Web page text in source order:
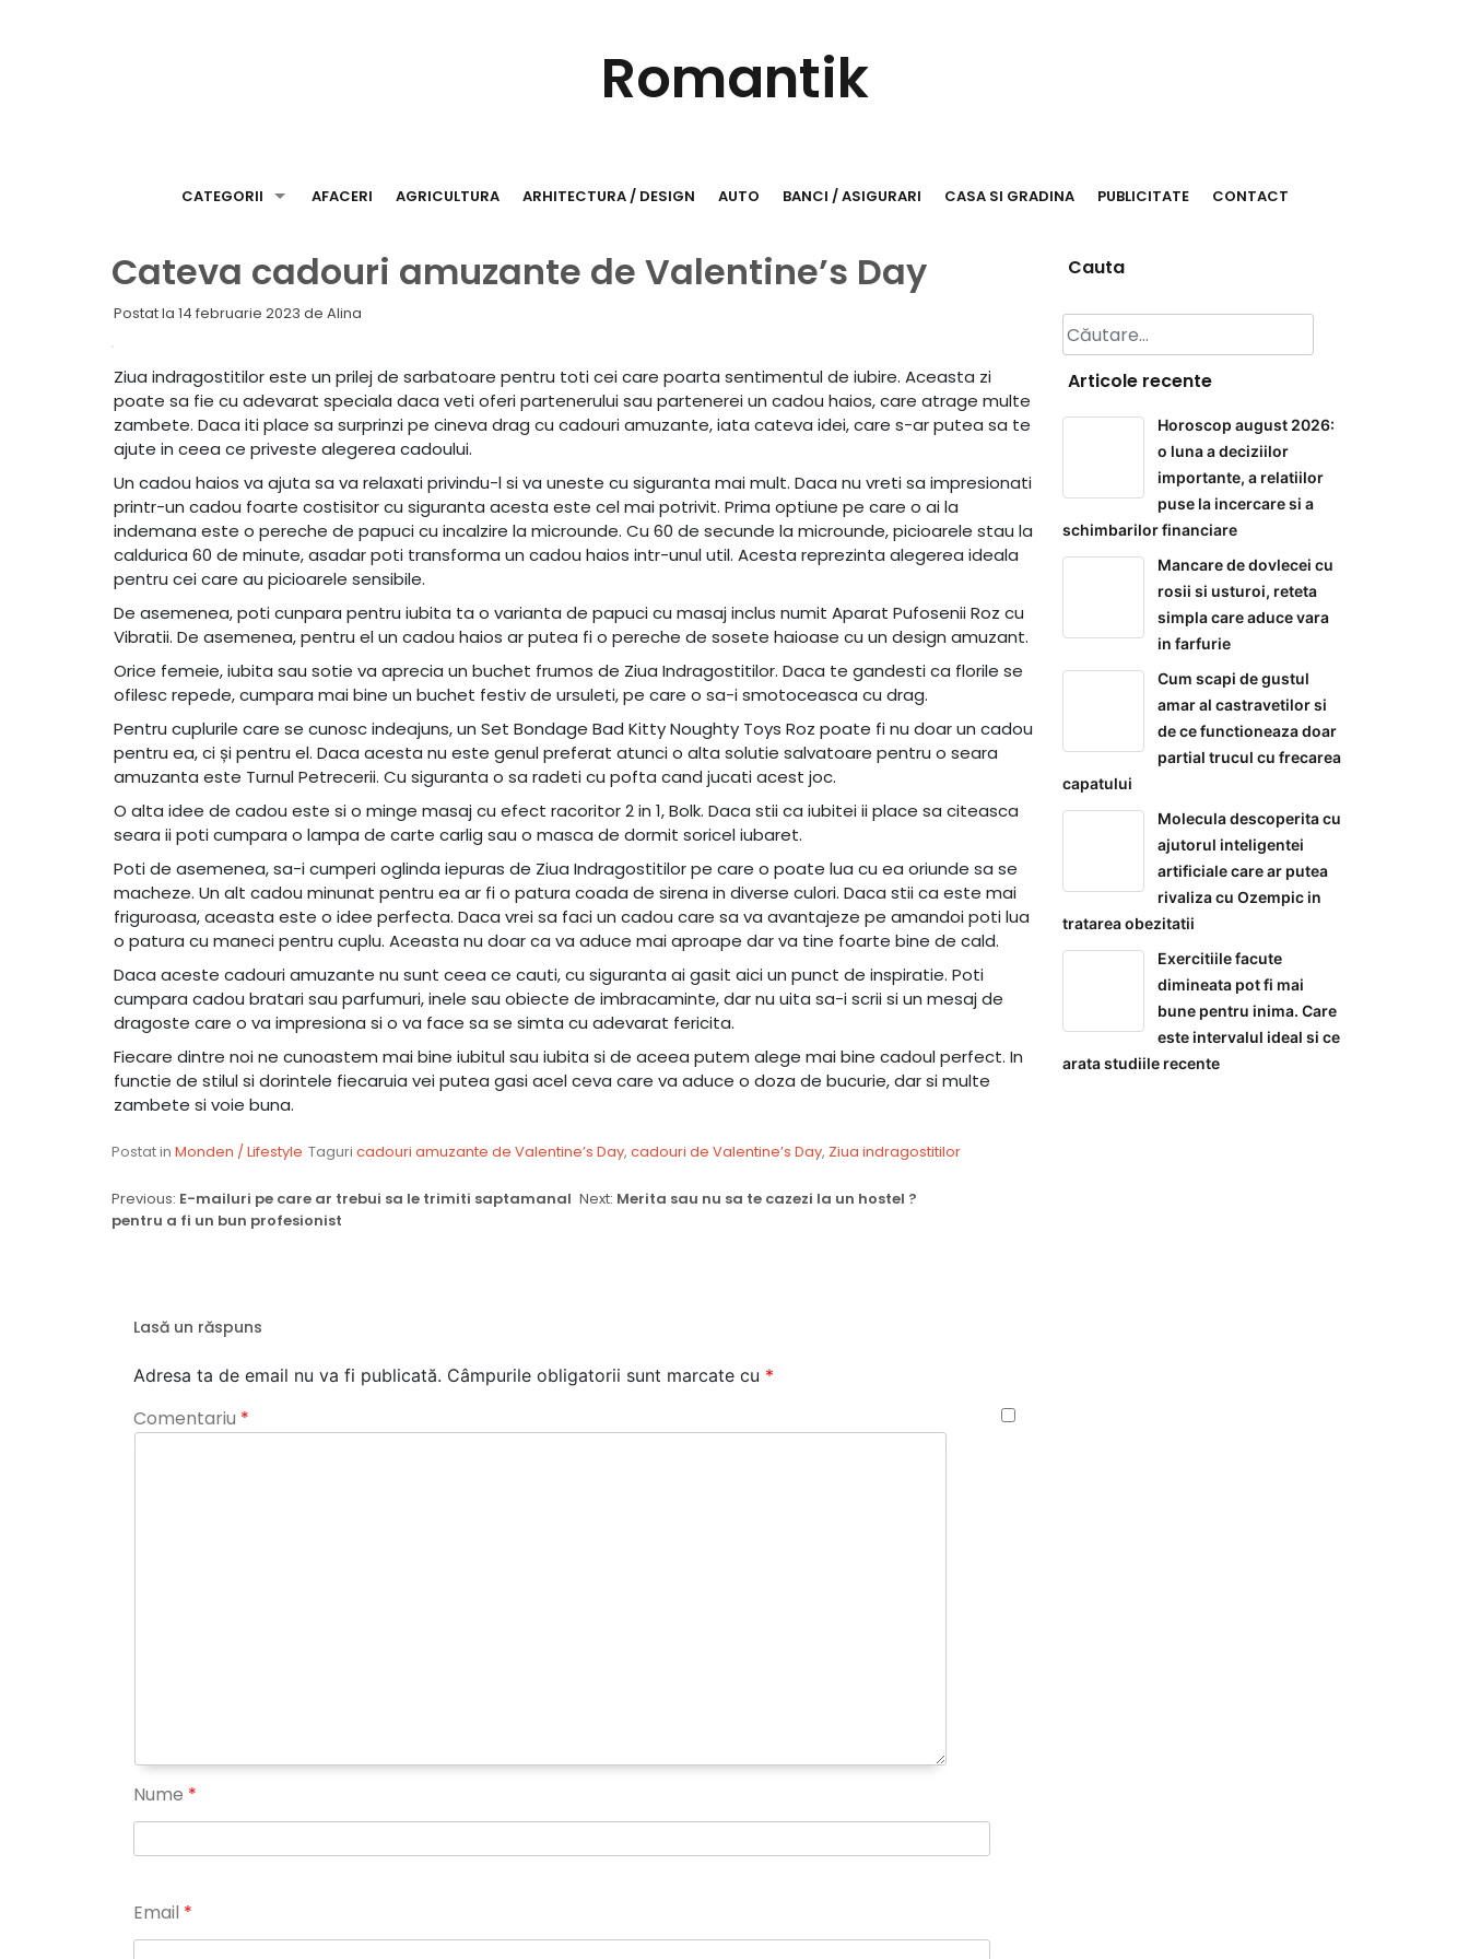
Romantik
CATEGORII AFACERI AGRICULTURA ARHITECTURA / DESIGN AUTO BANCI / ASIGURARI CASA SI GRADINA PUBLICITATE CONTACT
Cateva cadouri amuzante de Valentine’s Day
Postat la 14 februarie 2023 de Alina
Ziua indragostitilor este un prilej de sarbatoare pentru toti cei care poarta sentimentul de iubire. Aceasta zi
poate sa fie cu adevarat speciala daca veti oferi partenerului sau partenerei un cadou haios, care atrage multe
zambete. Daca iti place sa surprinzi pe cineva drag cu cadouri amuzante, iata cateva idei, care s-ar putea sa te
ajute in ceea ce priveste alegerea cadoului.
Un cadou haios va ajuta sa va relaxati privindu-l si va uneste cu siguranta mai mult. Daca nu vreti sa impresionati
printr-un cadou foarte costisitor cu siguranta acesta este cel mai potrivit. Prima optiune pe care o ai la
indemana este o pereche de papuci cu incalzire la microunde. Cu 60 de secunde la microunde, picioarele stau la
caldurica 60 de minute, asadar poti transforma un cadou haios intr-unul util. Acesta reprezinta alegerea ideala
pentru cei care au picioarele sensibile.
De asemenea, poti cunpara pentru iubita ta o varianta de papuci cu masaj inclus numit Aparat Pufosenii Roz cu
Vibratii. De asemenea, pentru el un cadou haios ar putea fi o pereche de sosete haioase cu un design amuzant.
Orice femeie, iubita sau sotie va aprecia un buchet frumos de Ziua Indragostitilor. Daca te gandesti ca florile se
ofilesc repede, cumpara mai bine un buchet festiv de ursuleti, pe care o sa-i smotoceasca cu drag.
Pentru cuplurile care se cunosc indeajuns, un Set Bondage Bad Kitty Noughty Toys Roz poate fi nu doar un cadou
pentru ea, ci și pentru el. Daca acesta nu este genul preferat atunci o alta solutie salvatoare pentru o seara
amuzanta este Turnul Petrecerii. Cu siguranta o sa radeti cu pofta cand jucati acest joc.
O alta idee de cadou este si o minge masaj cu efect racoritor 2 in 1, Bolk. Daca stii ca iubitei ii place sa citeasca
seara ii poti cumpara o lampa de carte carlig sau o masca de dormit soricel iubaret.
Poti de asemenea, sa-i cumperi oglinda iepuras de Ziua Indragostitilor pe care o poate lua cu ea oriunde sa se
macheze. Un alt cadou minunat pentru ea ar fi o patura coada de sirena in diverse culori. Daca stii ca este mai
friguroasa, aceasta este o idee perfecta. Daca vrei sa faci un cadou care sa va avantajeze pe amandoi poti lua
o patura cu maneci pentru cuplu. Aceasta nu doar ca va aduce mai aproape dar va tine foarte bine de cald.
Daca aceste cadouri amuzante nu sunt ceea ce cauti, cu siguranta ai gasit aici un punct de inspiratie. Poti
cumpara cadou bratari sau parfumuri, inele sau obiecte de imbracaminte, dar nu uita sa-i scrii si un mesaj de
dragoste care o va impresiona si o va face sa se simta cu adevarat fericita.
Fiecare dintre noi ne cunoastem mai bine iubitul sau iubita si de aceea putem alege mai bine cadoul perfect. In
functie de stilul si dorintele fiecaruia vei putea gasi acel ceva care va aduce o doza de bucurie, dar si multe
zambete si voie buna.
Postat in Monden / Lifestyle Taguri cadouri amuzante de Valentine’s Day, cadouri de Valentine’s Day, Ziua indragostitilor
Navigare
Previous: E-mailuri pe care ar trebui sa le trimiti saptamanal
pentru a fi un bun profesionist
Next: Merita sau nu sa te cazezi la un hostel ?
Lasă un răspuns
Adresa ta de email nu va fi publicată. Câmpurile obligatorii sunt marcate cu *
Comentariu *
Nume *
Email *
Cauta
Caută
după:
Articole recente
Horoscop august 2026:
o luna a deciziilor
importante, a relatiilor
puse la incercare si a
schimbarilor financiare
Mancare de dovlecei cu
rosii si usturoi, reteta
simpla care aduce vara
in farfurie
Cum scapi de gustul
amar al castravetilor si
de ce functioneaza doar
partial trucul cu frecarea
capatului
Molecula descoperita cu
ajutorul inteligentei
artificiale care ar putea
rivaliza cu Ozempic in
tratarea obezitatii
Exercitiile facute
dimineata pot fi mai
bune pentru inima. Care
este intervalul ideal si ce
arata studiile recente